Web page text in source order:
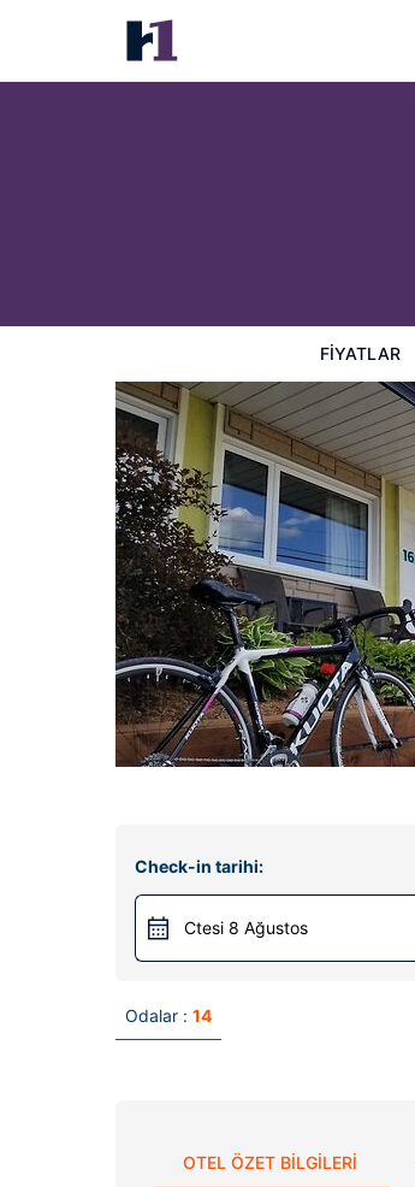
FIYATLAR
Auberge Happy Logis
Fiyatlar
Check-in tarihi:
Ctesi 8 Ağustos
Odalar : 14
OTEL ÖZET BILGILERI